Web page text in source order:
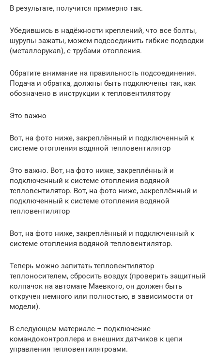
В результате, получится примерно так.
Убедившись в надёжности креплений, что все болты,
шурупы зажаты, можем подсоединить гибкие подводки
(металлорукав), с трубами отопления.
Обратите внимание на правильность подсоединения.
Подача и обратка, должны быть подключены так, как
обозначено в инструкции к тепловентилятору
Это важно
Вот, на фото ниже, закреплённый и подключенный к
системе отопления водяной тепловентилятор
Это важно. Вот, на фото ниже, закреплённый и
подключенный к системе отопления водяной
тепловентилятор. Вот, на фото ниже, закреплённый и
подключенный к системе отопления водяной
тепловентилятор
Вот, на фото ниже, закреплённый и подключенный к
системе отопления водяной тепловентилятор.
Теперь можно запитать тепловентилятор
теплоносителем, сбросить воздух (проверить защитный
колпачок на автомате Маевкого, он должен быть
откручен немного или полностью, в зависимости от
модели).
В следующем материале – подключение
командоконтроллера и внешних датчиков к цепи
управления тепловентилятроами.